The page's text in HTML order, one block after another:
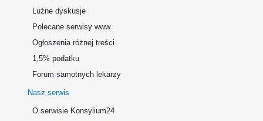
Luźne dyskusje
Polecane serwisy www
Ogłoszenia różnej treści
1,5% podatku
Forum samotnych lekarzy
Nasz serwis
O serwisie Konsylium24